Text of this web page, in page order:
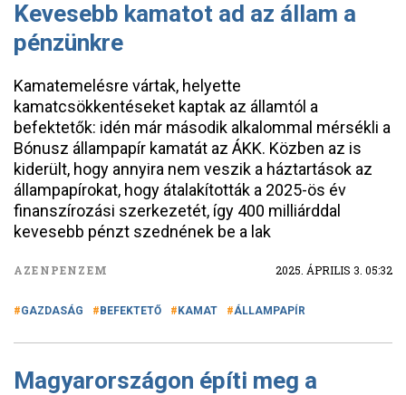
Kevesebb kamatot ad az állam a
pénzünkre
Kamatemelésre vártak, helyette
kamatcsökkentéseket kaptak az államtól a
befektetők: idén már második alkalommal mérsékli a
Bónusz állampapír kamatát az ÁKK. Közben az is
kiderült, hogy annyira nem veszik a háztartások az
állampapírokat, hogy átalakították a 2025-ös év
finanszírozási szerkezetét, így 400 milliárddal
kevesebb pénzt szednének be a lak
AZENPENZEM 2025. ÁPRILIS 3. 05:32
GAZDASÁG BEFEKTETŐ KAMAT ÁLLAMPAPÍR
Magyarországon építi meg a